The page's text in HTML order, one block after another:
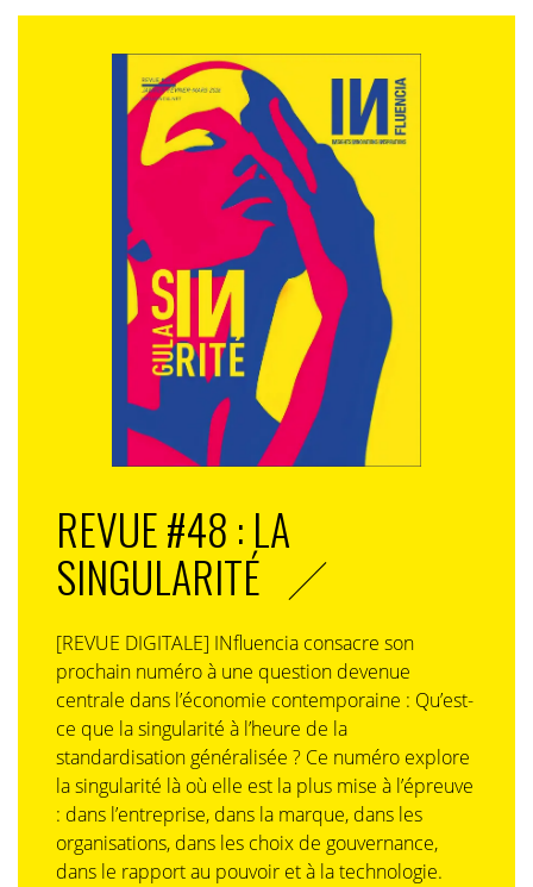
REVUE #48 : LA
SINGULARITÉ
[REVUE DIGITALE] INfluencia consacre son
prochain numéro à une question devenue
centrale dans l’économie contemporaine : Qu’est-
ce que la singularité à l’heure de la
standardisation généralisée ? Ce numéro explore
la singularité là où elle est la plus mise à l’épreuve
: dans l’entreprise, dans la marque, dans les
organisations, dans les choix de gouvernance,
dans le rapport au pouvoir et à la technologie.